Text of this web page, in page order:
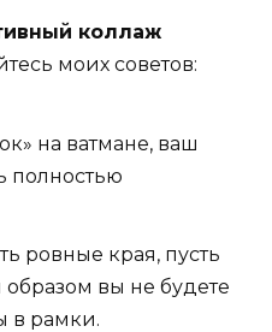
коллаж
моих советов:
на ватмане, ваш
полностью
ровные края, пусть
образом вы не будете
в рамки.